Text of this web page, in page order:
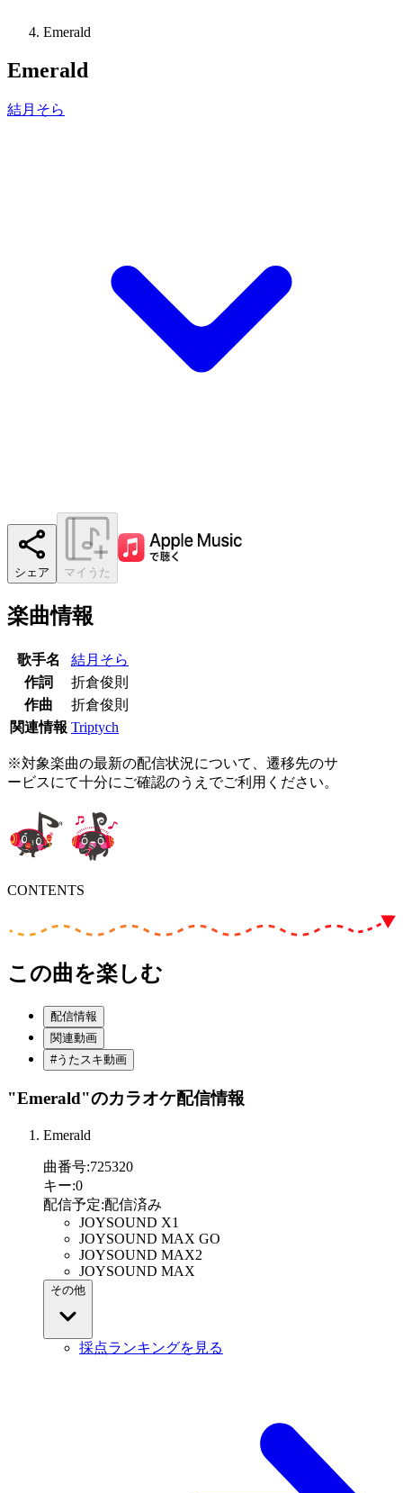
Emerald
Emerald
結月そら
シェア マイうた
楽曲情報
歌手名
結月そら
作詞
折倉俊則
作曲
折倉俊則
関連情報 Triptych
※対象楽曲の最新の配信状況について、遷移先のサ
ービスにて十分にご確認のうえでご利用ください。
CONTENTS
この曲を楽しむ
配信情報
関連動画
#うたスキ動画
"Emerald"のカラオケ配信情報
Emerald
曲番号:725320
キー:0
配信予定:配信済み
JOYSOUND X1
JOYSOUND MAX GO
JOYSOUND MAX2
JOYSOUND MAX
その他
採点ランキングを見る